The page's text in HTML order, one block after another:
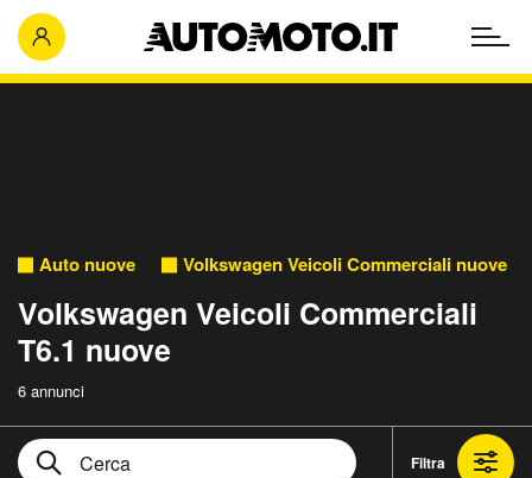
Auto nuove Volkswagen Veicoli Commerciali nuove
Volkswagen Veicoli Commerciali
T6.1 nuove
6 annunci
Filtra